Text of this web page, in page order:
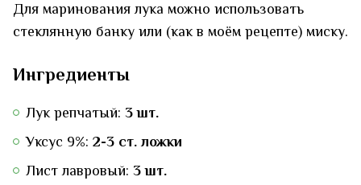
Для маринования лука можно использовать
стеклянную банку или (как в моём рецепте) миску.
Ингредиенты
Лук репчатый: 3 шт.
Уксус 9%: 2-3 ст. ложки
Лист лавровый: 3 шт.